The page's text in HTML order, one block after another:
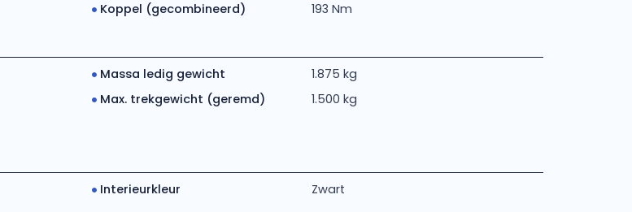
Koppel (gecombineerd) 193 Nm
Massa ledig gewicht
1.875 kg
Max. trekgewicht (geremd)
1.500 kg
Interieurkleur Zwart